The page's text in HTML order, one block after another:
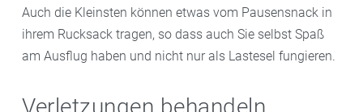
Auch die Kleinsten können etwas vom Pausensnack in
ihrem Rucksack tragen, so dass auch Sie selbst Spaß
am Ausflug haben und nicht nur als Lastesel fungieren.